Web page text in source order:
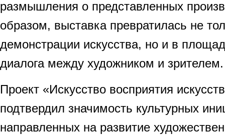
размышления о представленных
образом, выставка превратилась не
демонстрации искусства, но и в
диалога между художником и зрителем.
Проект «Искусство восприятия
подтвердил значимость культурных
направленных на развитие